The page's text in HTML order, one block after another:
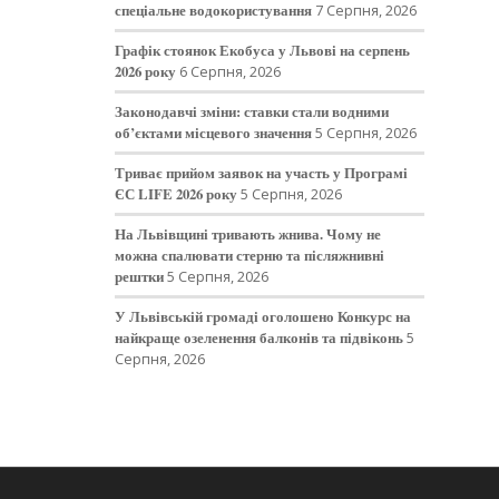
спеціальне водокористування 7 Серпня, 2026
Графік стоянок Екобуса у Львові на серпень
2026 року 6 Серпня, 2026
Законодавчі зміни: ставки стали водними
об’єктами місцевого значення5 Серпня, 2026
Триває прийом заявок на участь у Програмі
ЄС LIFE 2026 року5 Серпня, 2026
На Львівщині тривають жнива. Чому не
можна спалювати стерню та післяжнивні
рештки5 Серпня, 2026
У Львівській громаді оголошено Конкурс на
найкраще озеленення балконів та підвіконь5
Серпня, 2026